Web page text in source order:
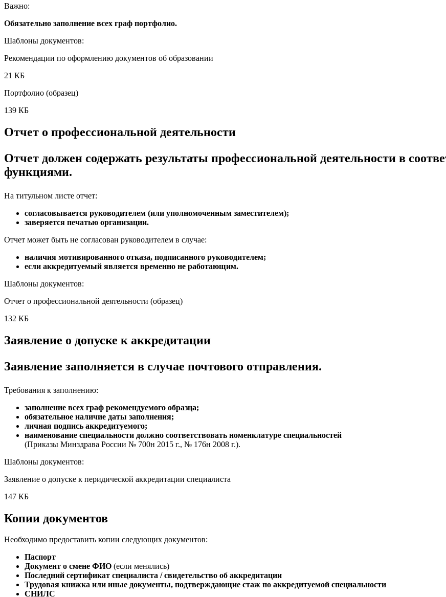
Важно:
Обязательно заполнение всех граф портфолио.
Шаблоны документов:
Рекомендации по оформлению документов об образовании
21 КБ
Портфолио (образец)
139 КБ
Отчет о профессиональной деятельности
Отчет должен содержать результаты профессиональной деятельности в
функциями.
На титульном листе отчет:
согласовывается руководителем (или уполномоченным заместителем);
заверяется печатью организации.
Отчет может быть не согласован руководителем в случае:
наличия мотивированного отказа, подписанного руководителем;
если аккредитуемый является временно не работающим.
Шаблоны документов:
Отчет о профессиональной деятельности (образец)
132 КБ
Заявление о допуске к аккредитации
Заявление заполняется в случае почтового отправления.
Требования к заполнению:
заполнение всех граф рекомендуемого образца;
обязательное наличие даты заполнения;
личная подпись аккредитуемого;
наименование специальности должно соответствовать номенклатуре специальностей
(Приказы Минздрава России № 700н 2015 г., № 176н 2008 г.).
Шаблоны документов:
Заявление о допуске к перидической аккредитации специалиста
147 КБ
Копии документов
Необходимо предоставить копии следующих документов:
Паспорт
Документ о смене ФИО (если менялись)
Последний сертификат специалиста / свидетельство об аккредитации
Трудовая книжка или иные документы, подтверждающие стаж по аккредитуемой специальности
СНИЛС